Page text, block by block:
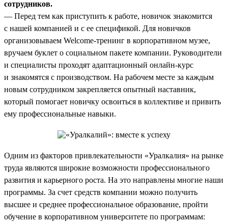
сотрудников.
— Перед тем как приступить к работе, новичок знакомится
с нашей компанией и с ее спецификой. Для новичков
организовываем Welcome-тренинг в корпоративном музее,
вручаем буклет о социальном пакете компании. Руководители
и специалисты проходят адаптационный онлайн-курс
и знакомятся с производством. На рабочем месте за каждым
новым сотрудником закрепляется опытный наставник,
который помогает новичку освоиться в коллективе и привить
ему профессиональные навыки.
Одним из факторов привлекательности «Уралкалия» на рынке
труда являются широкие возможности профессионального
развития и карьерного роста. На это направлены многие наши
программы. За счет средств компании можно получить
высшее и среднее профессиональное образование, пройти
обучение в корпоративном университете по программам: